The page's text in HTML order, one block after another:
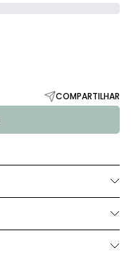
COMPARTILHAR